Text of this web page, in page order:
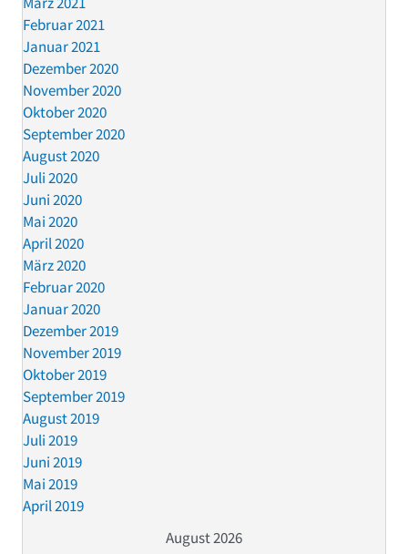
Februar 2021
Januar 2021
Dezember 2020
November 2020
Oktober 2020
September 2020
August 2020
Juli 2020
Juni 2020
Mai 2020
April 2020
März 2020
Februar 2020
Januar 2020
Dezember 2019
November 2019
Oktober 2019
September 2019
August 2019
Juli 2019
Juni 2019
Mai 2019
April 2019
August 2026